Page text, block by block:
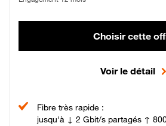
Choisir cette
Voir le détail
Fibre très rapide :
jusqu'à ↓ 2 Gbit/s partagés ↑